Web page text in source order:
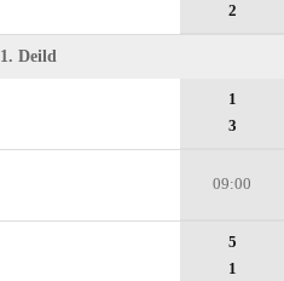
2
1. Deild
1
3
09:00
5
1